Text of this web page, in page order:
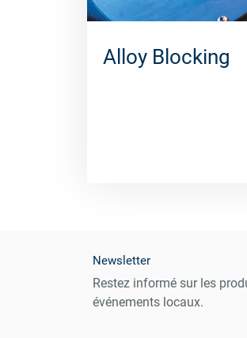
Alloy Blocking
Newsletter
Restez informé sur les
événements locaux.